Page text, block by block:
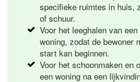
specifieke ruimtes in huis,
of schuur.
Voor het leeghalen van
woning, zodat de bewoner
start kan beginnen.
Voor het schoonmaken en
een woning na een